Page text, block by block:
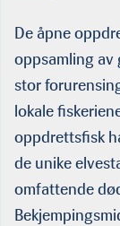
De åpne
oppsamling av
stor
lokale
oppdrettsfisk
de unike
omfattende